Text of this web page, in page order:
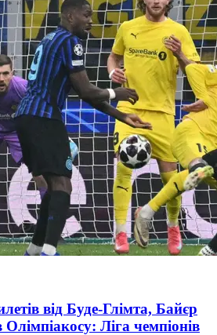
від Буде-Глімта, Байєр
Ліга чемпіонів